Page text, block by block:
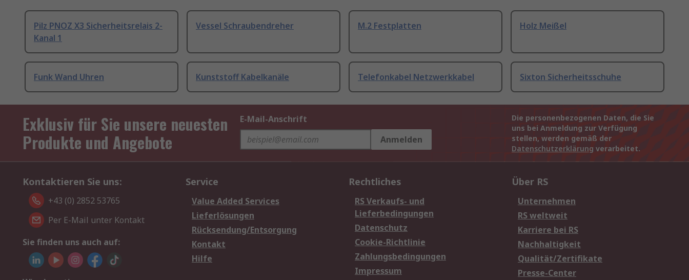
Pilz PNOZ X3 Sicherheitsrelais 2-
Kanal 1
Vessel Schraubendreher M.2 Festplatten Holz Meißel
Funk Wand Uhren Kunststoff Kabelkanäle Telefonkabel Netzwerkkabel Sixton Sicherheitsschuhe
Exklusiv für Sie unsere neuesten
Produkte und Angebote
E-Mail-Anschrift
Anmelden
Die personenbezogenen Daten, die Sie
uns bei Anmeldung zur Verfügung
stellen, werden gemäß der
Datenschutzerklärung verarbeitet.
Kontaktieren Sie uns:
+43 (0) 2852 53765
Per E-Mail unter Kontakt
Sie finden uns auch auf:
Service
Value Added Services
Lieferlösungen
Rücksendung/Entsorgung
Kontakt
Hilfe
Rechtliches
RS Verkaufs- und
Lieferbedingungen
Datenschutz
Cookie-Richtlinie
Zahlungsbedingungen
Impressum
Über RS
Unternehmen
RS weltweit
Karriere bei RS
Nachhaltigkeit
Qualität/Zertifikate
Presse-Center